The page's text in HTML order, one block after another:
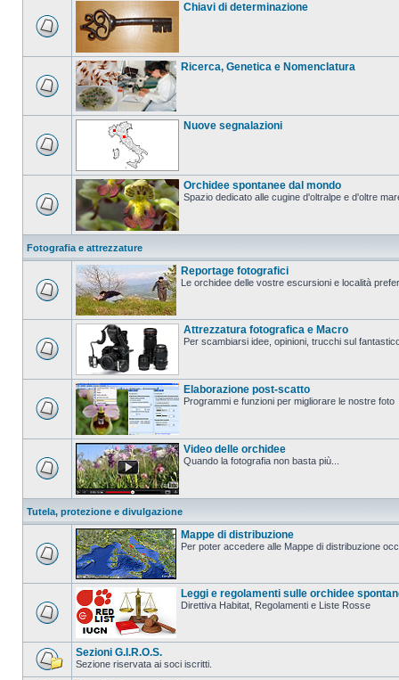
Chiavi di determinazione
Ricerca, Genetica e Nomenclatura
Nuove segnalazioni
Orchidee spontanee dal mondo
Spazio dedicato alle cugine d'oltralpe e d'oltre
Fotografia e attrezzature
Reportage fotografici
Le orchidee delle vostre escursioni e località
Attrezzatura fotografica e Macro
Per scambiarsi idee, opinioni, trucchi sul
Elaborazione post-scatto
Programmi e funzioni per migliorare le nostre foto
Video delle orchidee
Quando la fotografia non basta più...
Tutela, protezione e divulgazione
Mappe di distribuzione
Per poter accedere alle Mappe di distribuzione
Leggi e regolamenti sulle orchidee
Direttiva Habitat, Regolamenti e Liste Rosse
Sezioni G.I.R.O.S.
Sezione riservata ai soci iscritti.